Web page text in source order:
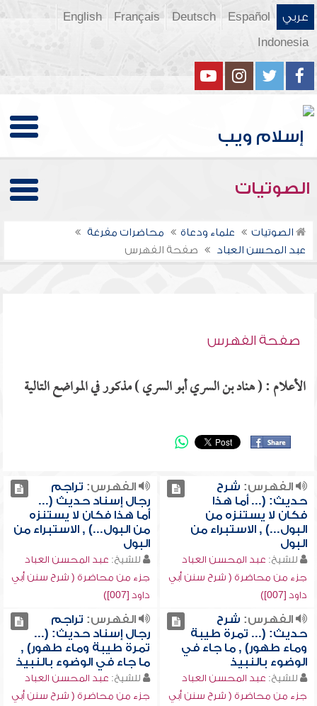
عربي Español
Deutsch
Français
English
Indonesia
الصوتيات
الصوتيات علماء ودعاة
محاضرات مفرغة
عبد المحسن العباد
صفحة الفهرس
صفحة الفهرس
الأعلام : ( هناد بن السري أبو السري ) مذكور في المواضع التالية
الفهرس: شرح
حديث: (... أما هذا
فكان لا يستنزه من
البول...) , الاستبراء من
البول
للشيخ: عبد المحسن العباد
جزء من محاضرة ( شرح سنن أبي
داود [007])
الفهرس: تراجم
رجال إسناد حديث (...
أما هذا فكان لا يستنزه
من البول...) , الاستبراء من
البول
للشيخ: عبد المحسن العباد
جزء من محاضرة ( شرح سنن أبي
داود [007])
الفهرس: شرح
حديث: (... تمرة طيبة
وماء طهور) , ما جاء في
الوضوء بالنبيذ
للشيخ: عبد المحسن العباد
جزء من محاضرة ( شرح سنن أبي
الفهرس: تراجم
رجال إسناد حديث: (...
تمرة طيبة وماء طهور) ,
ما جاء في الوضوء بالنبيذ
للشيخ: عبد المحسن العباد
جزء من محاضرة ( شرح سنن أبي